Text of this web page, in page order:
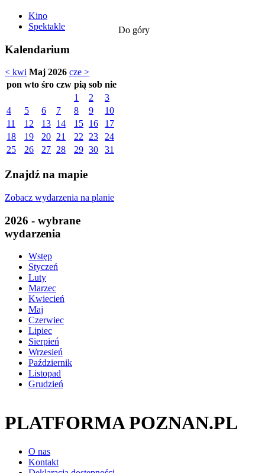
Kino
Spektakle
Kalendarium
< kwi Maj 2026 cze >
pon wto śro czw pią sob nie
1
2
3
4
5 6 7 8 9
10
11
12 13 14 15 16
17
18
19 20 21 22 23
24
25
26 27 28 29 30 31
Znajdź na mapie
Zobacz wydarzenia na planie
2026 - wybrane
wydarzenia
Wstęp
Styczeń
Luty
Marzec
Kwiecień
Maj
Czerwiec
Lipiec
Sierpień
Wrzesień
Październik
Listopad
Grudzień
Do góry
PLATFORMA POZNAN.PL
O nas
Kontakt